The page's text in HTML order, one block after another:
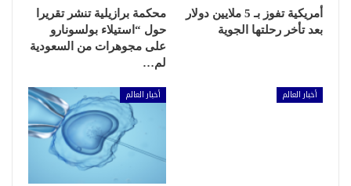
أمريكية تفوز بـ 5 ملايين دولار
بعد تأخر رحلتها الجوية
محكمة برازيلية تنشر تقريرا
حول “استيلاء بولسونارو
على مجوهرات من السعودية
لم…
أخبار العالم أخبار العالم